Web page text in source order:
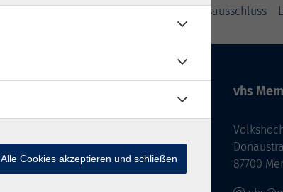
Haftungsausschluss
vhs
87700
Alle Cookies akzeptieren und schließen